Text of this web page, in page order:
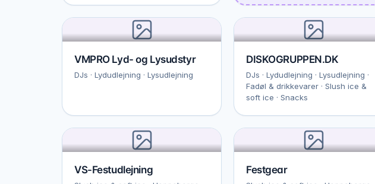
VMPRO Lyd- og Lysudstyr
DJs · Lydudlejning · Lysudlejning
DISKOGRUPPEN.DK
DJs · Lydudlejning · Lysudlejning ·
Fadøl & drikkevarer · Slush ice &
soft ice · Snacks
VS-Festudlejning Festgear